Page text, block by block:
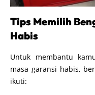
Tips Memilih
Habis
Untuk membantu
masa garansi habis,
ikuti: